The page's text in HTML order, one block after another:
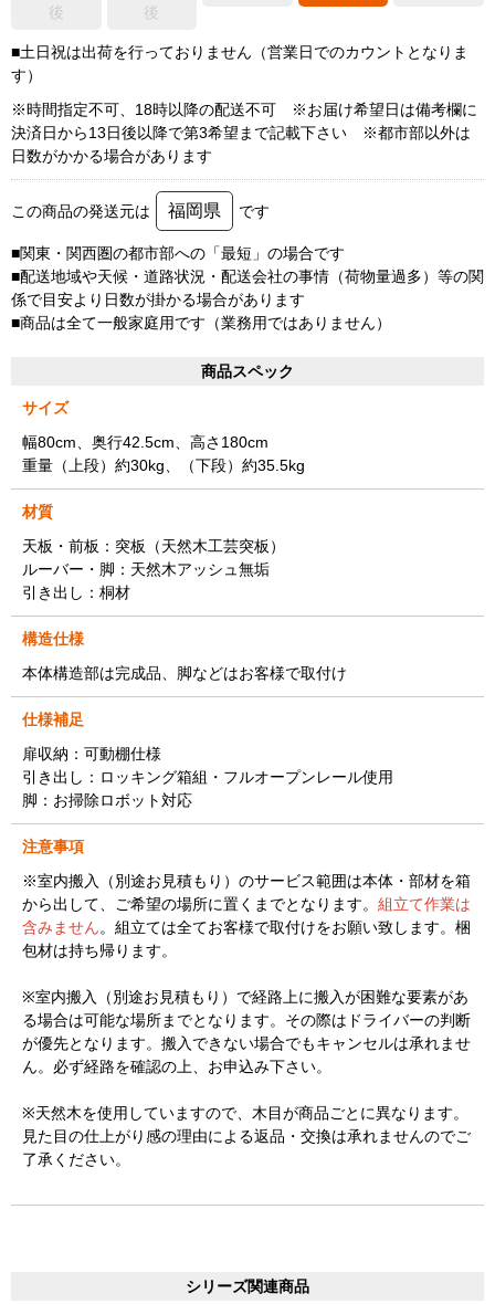
後
後
■土日祝は出荷を行っておりません（営業日でのカウントとなりま
す）
※時間指定不可、18時以降の配送不可 ※お届け希望日は備考欄に
決済日から13日後以降で第3希望まで記載下さい ※都市部以外は
日数がかかる場合があります
この商品の発送元は 福岡県 です
■関東・関西圏の都市部への「最短」の場合です
■配送地域や天候・道路状況・配送会社の事情（荷物量過多）等の関
係で目安より日数が掛かる場合があります
■商品は全て一般家庭用です（業務用ではありません）
商品スペック
サイズ
幅80cm、奥行42.5cm、高さ180cm
重量（上段）約30kg、（下段）約35.5kg
材質
天板・前板：突板（天然木工芸突板）
ルーバー・脚：天然木アッシュ無垢
引き出し：桐材
構造仕様
本体構造部は完成品、脚などはお客様で取付け
仕様補足
扉収納：可動棚仕様
引き出し：ロッキング箱組・フルオープンレール使用
脚：お掃除ロボット対応
注意事項
※室内搬入（別途お見積もり）のサービス範囲は本体・部材を箱
から出して、ご希望の場所に置くまでとなります。 組立て作業は
含みません。組立ては全てお客様で取付けをお願い致します。梱
包材は持ち帰ります。
※室内搬入（別途お見積もり）で経路上に搬入が困難な要素があ
る場合は可能な場所までとなります。その際はドライバーの判断
が優先となります。搬入できない場合でもキャンセルは承れませ
ん。必ず経路を確認の上、お申込み下さい。
※天然木を使用していますので、木目が商品ごとに異なります。
見た目の仕上がり感の理由による返品・交換は承れませんのでご
了承ください。
シリーズ関連商品